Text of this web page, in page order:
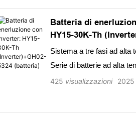
Batteria di
HY15-30K-Th
(batteria)
Sistema a tre fasi ad alta
Serie di batterie ad alta
serie di batterie ad alta2025
425 visualizzazioni